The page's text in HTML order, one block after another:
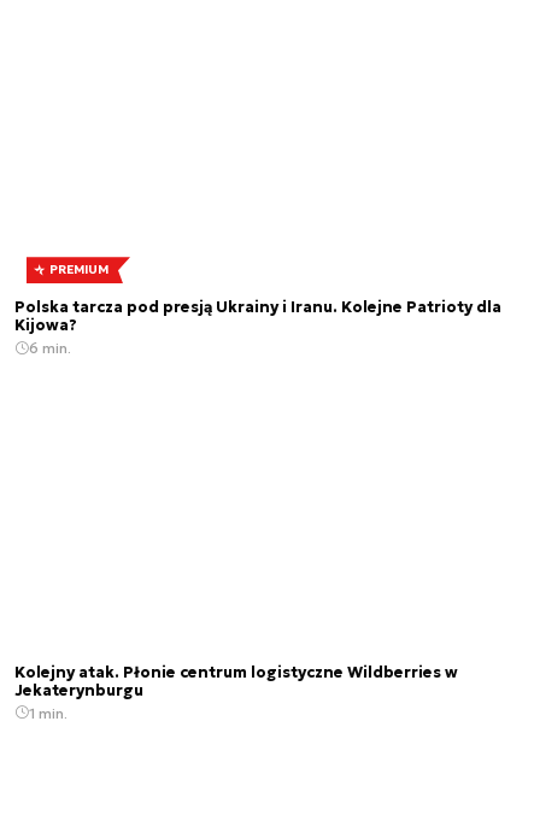
PREMIUM
Polska tarcza pod presją Ukrainy i Iranu. Kolejne Patrioty dla
Kijowa?
6 min.
Kolejny atak. Płonie centrum logistyczne Wildberries w
Jekaterynburgu
1 min.